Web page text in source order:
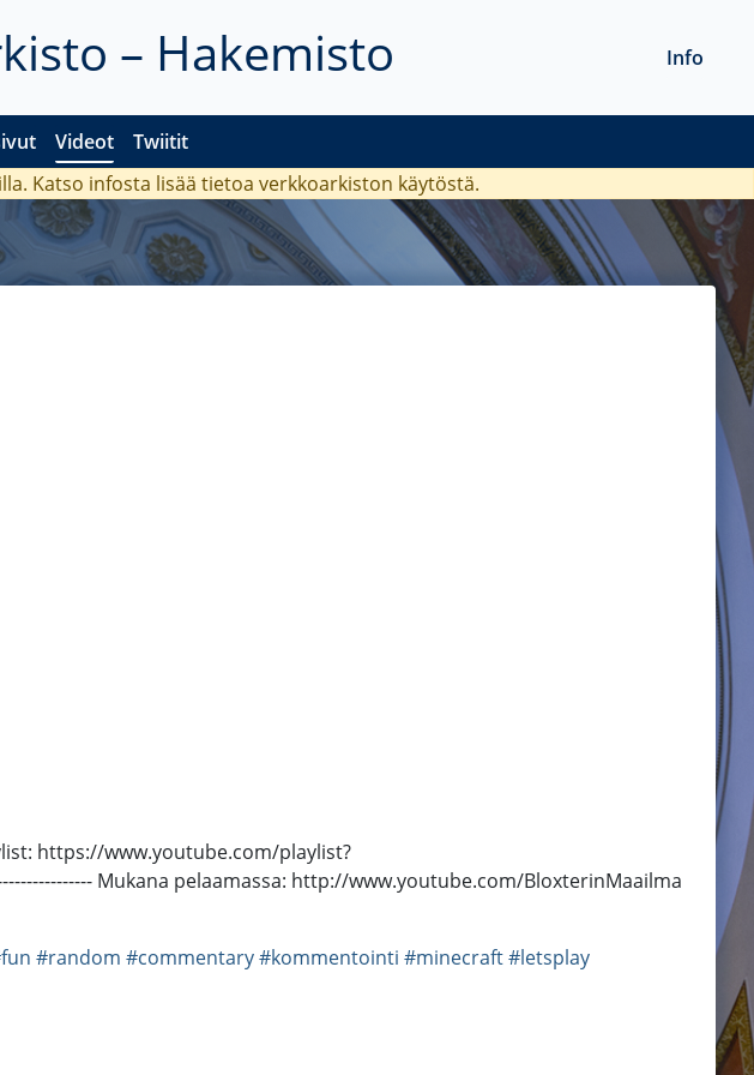
– Hakemisto
Videot Twiitit
Info
Katso infosta lisää tietoa verkkoarkiston käytöstä.
https://www.youtube.com/playlist?
Mukana pelaamassa: http://www.youtube.com/BloxterinMaailma
#random #commentary#kommentointi #minecraft#letsplay